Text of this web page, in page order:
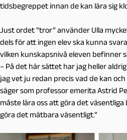
tidsbegreppet innan de kan lära sig
Just ordet ”tror” använder Ulla
dels för att ingen elev ska kunna
vilken kunskapsnivå eleven befinner
– På det här sättet har jag heller
jag vet ju redan precis vad de kan och
säger som professor emerita Astrid
måste lära oss att göra det
göra det mätbara väsentligt.”